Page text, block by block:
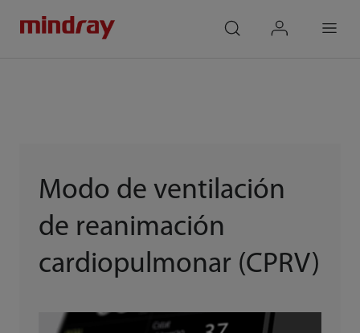
Modo de ventilación
de reanimación
cardiopulmonar (CPRV)